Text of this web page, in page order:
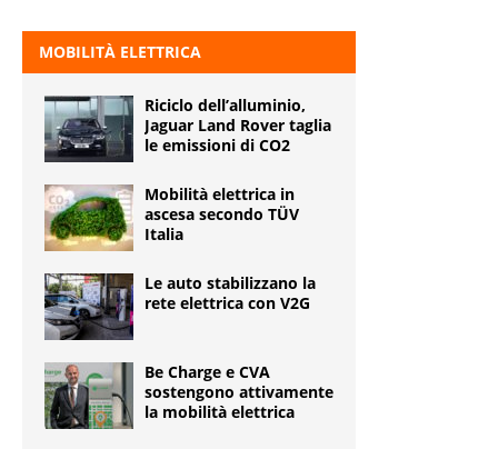
MOBILITÀ ELETTRICA
Riciclo dell’alluminio,
Jaguar Land Rover taglia
le emissioni di CO2
Mobilità elettrica in
ascesa secondo TÜV
Italia
Le auto stabilizzano la
rete elettrica con V2G
Be Charge e CVA
sostengono attivamente
la mobilità elettrica